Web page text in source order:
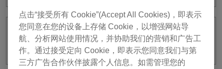
解析曲目时，[Vocal]变为灰显且无法选
择。
点击“接受所有 Cookie”(Accept All Cookies)，即表示
您同意在您的设备上存储 Cookie，以增强网站导
航、分析网站使用情况，并协助我们的营销和广告工
作。通过接受定向 Cookie，即表示您同意我们与第
三方广告合作伙伴披露个人信息。如需管理您的